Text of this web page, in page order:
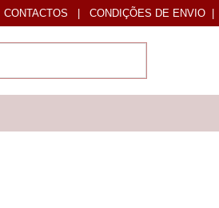
CONTACTOS | CONDIÇÕES DE ENVIO |